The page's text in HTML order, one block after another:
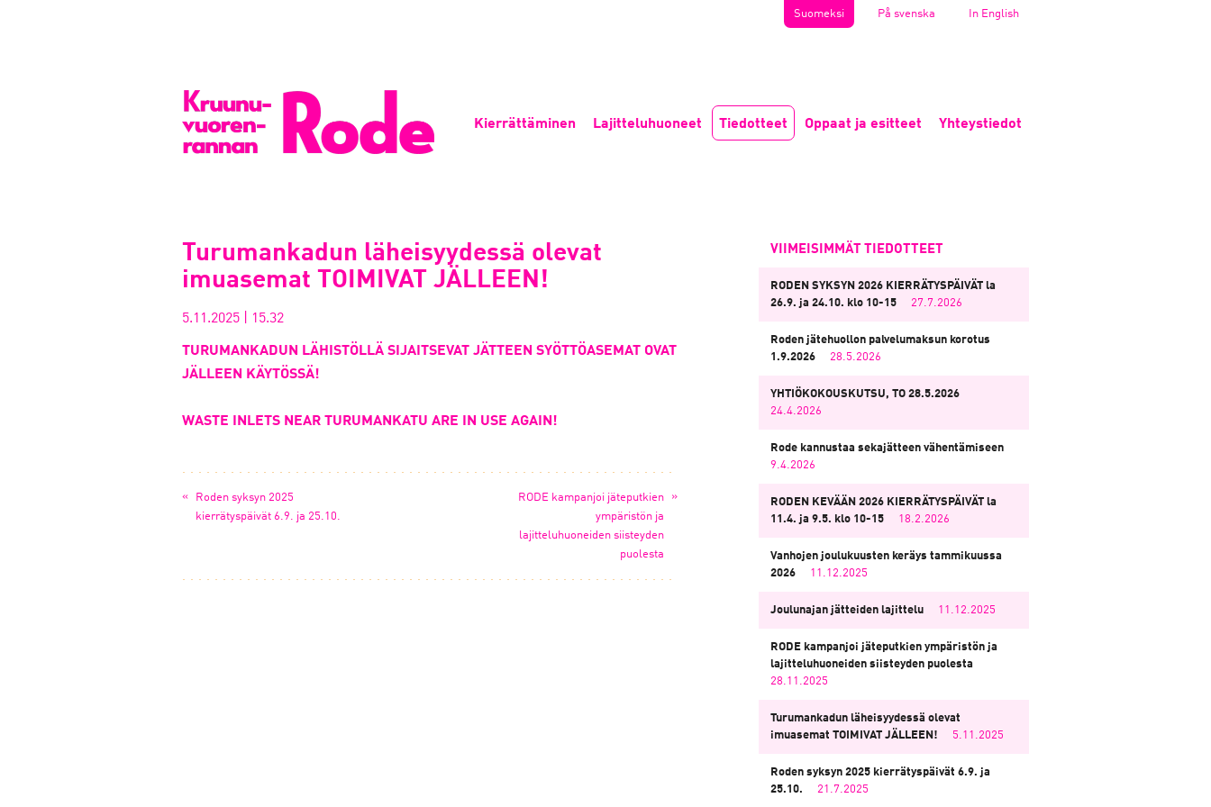
Suomeksi På svenska In English
Kierrättäminen Lajitteluhuoneet Tiedotteet Oppaat ja esitteet Yhteystiedot
Turumankadun läheisyydessä olevat
imuasemat TOIMIVAT JÄLLEEN!
5.11.2025 15.32
TURUMANKADUN LÄHISTÖLLÄ SIJAITSEVAT JÄTTEEN SYÖTTÖASEMAT OVAT
JÄLLEEN KÄYTÖSSÄ!
WASTE INLETS NEAR TURUMANKATU ARE IN USE AGAIN!
«
Roden syksyn 2025
kierrätyspäivät 6.9. ja 25.10.
RODE kampanjoi jäteputkien
ympäristön ja
lajitteluhuoneiden siisteyden
puolesta
»
VIIMEISIMMÄT TIEDOTTEET
RODEN SYKSYN 2026 KIERRÄTYSPÄIVÄT la
26.9. ja 24.10. klo 10-15
27.7.2026
Roden jätehuollon palvelumaksun korotus
1.9.2026
28.5.2026
YHTIÖKOKOUSKUTSU, TO 28.5.2026
24.4.2026
Rode kannustaa sekajätteen vähentämiseen
9.4.2026
RODEN KEVÄÄN 2026 KIERRÄTYSPÄIVÄT la
11.4. ja 9.5. klo 10-15
18.2.2026
Vanhojen joulukuusten keräys tammikuussa
2026
11.12.2025
Joulunajan jätteiden lajittelu 11.12.2025
RODE kampanjoi jäteputkien ympäristön ja
lajitteluhuoneiden siisteyden puolesta
28.11.2025
Turumankadun läheisyydessä olevat
imuasemat TOIMIVAT JÄLLEEN!
5.11.2025
Roden syksyn 2025 kierrätyspäivät 6.9. ja
25.10.
21.7.2025